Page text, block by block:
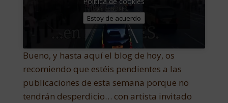
Estoy de acuerdo
Bueno, y hasta aquí el blog de hoy, os
recomiendo que estéis pendientes a las
publicaciones de esta semana porque no
tendrán desperdicio… con artista invitado